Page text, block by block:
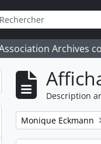
options
Archives
Description
Remove filter:
Monique Eckmann